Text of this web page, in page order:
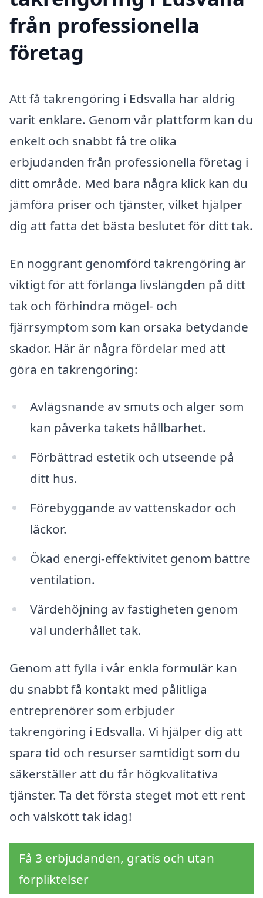
från professionella
företag
Att få takrengöring i Edsvalla har aldrig
varit enklare. Genom vår plattform kan du
enkelt och snabbt få tre olika
erbjudanden från professionella företag i
ditt område. Med bara några klick kan du
jämföra priser och tjänster, vilket hjälper
dig att fatta det bästa beslutet för ditt tak.
En noggrant genomförd takrengöring är
viktigt för att förlänga livslängden på ditt
tak och förhindra mögel- och
fjärrsymptom som kan orsaka betydande
skador. Här är några fördelar med att
göra en takrengöring:
Avlägsnande av smuts och alger som
kan påverka takets hållbarhet.
Förbättrad estetik och utseende på
ditt hus.
Förebyggande av vattenskador och
läckor.
Ökad energi-effektivitet genom bättre
ventilation.
Värdehöjning av fastigheten genom
väl underhållet tak.
Genom att fylla i vår enkla formulär kan
du snabbt få kontakt med pålitliga
entreprenörer som erbjuder
takrengöring i Edsvalla. Vi hjälper dig att
spara tid och resurser samtidigt som du
säkerställer att du får högkvalitativa
tjänster. Ta det första steget mot ett rent
och välskött tak idag!
Få 3 erbjudanden, gratis och utan
förpliktelser